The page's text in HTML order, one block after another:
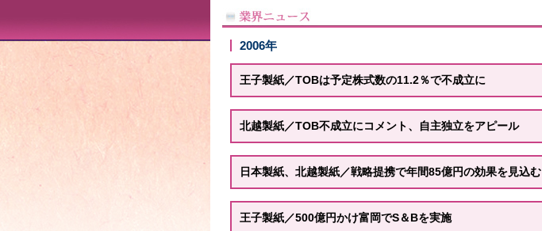
2006年
王子製紙／TOBは予定株式数の11.2％で不成立に
北越製紙／TOB不成立にコメント、自主独立をアピール
日本製紙、北越製紙／戦略提携で年間85億円の効果を見込む
王子製紙／500億円かけ富岡でS＆Bを実施